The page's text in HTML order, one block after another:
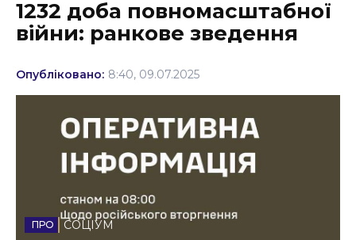
Культура
Освіта
Політика
Соціум
Спорт
1232 доба повномасштабної
війни: ранкове зведення
Опубліковано: 8:40, 09.07.2025
СОЦІУМ